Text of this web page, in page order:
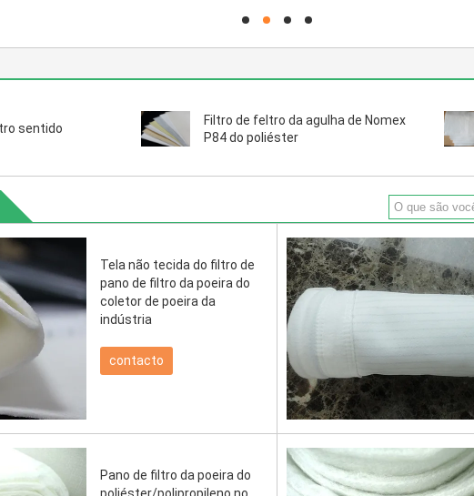
hd hd hd hd
sentido
Filtro de feltro da agulha de Nomex
P84 do poliéster
Tela não tecida do filtro de
pano de filtro da poeira do
coletor de poeira da
indústria
contacto
Pano de filtro da poeira do